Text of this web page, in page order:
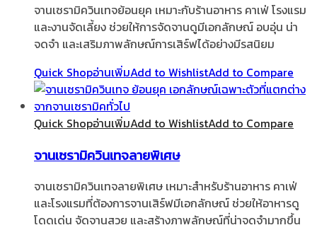
จานเซรามิควินเทจย้อนยุค เหมาะกับร้านอาหาร คาเฟ่ โรงแรม
และงานจัดเลี้ยง ช่วยให้การจัดจานดูมีเอกลักษณ์ อบอุ่น น่า
จดจำ และเสริมภาพลักษณ์การเสิร์ฟได้อย่างมีรสนิยม
Quick Shopอ่านเพิ่มAdd to WishlistAdd to Compare
Quick Shopอ่านเพิ่มAdd to WishlistAdd to Compare
จานเซรามิควินเทจลายพิเศษ
จานเซรามิควินเทจลายพิเศษ เหมาะสำหรับร้านอาหาร คาเฟ่
และโรงแรมที่ต้องการจานเสิร์ฟมีเอกลักษณ์ ช่วยให้อาหารดู
โดดเด่น จัดจานสวย และสร้างภาพลักษณ์ที่น่าจดจำมากขึ้น